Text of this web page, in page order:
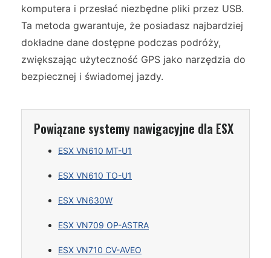
komputera i przesłać niezbędne pliki przez USB.
Ta metoda gwarantuje, że posiadasz najbardziej
dokładne dane dostępne podczas podróży,
zwiększając użyteczność GPS jako narzędzia do
bezpiecznej i świadomej jazdy.
Powiązane systemy nawigacyjne dla ESX
ESX VN610 MT-U1
ESX VN610 TO-U1
ESX VN630W
ESX VN709 OP-ASTRA
ESX VN710 CV-AVEO